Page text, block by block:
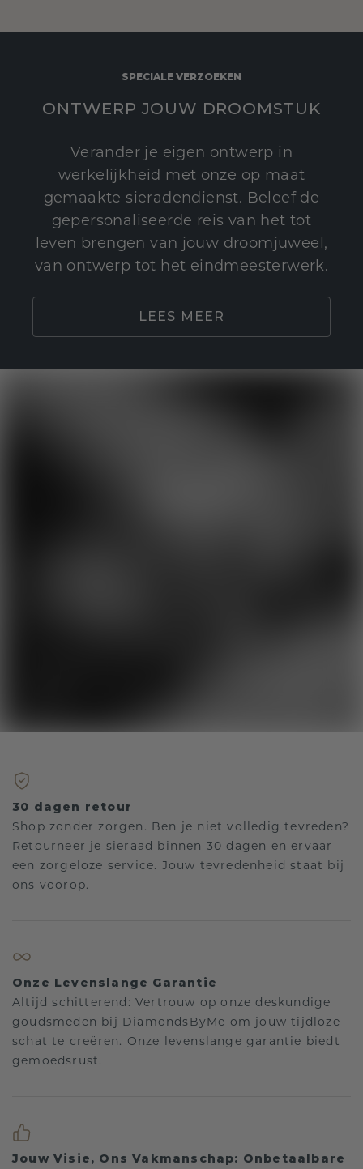
SPECIALE VERZOEKEN
ONTWERP JOUW DROOMSTUK
Verander je eigen ontwerp in
werkelijkheid met onze op maat
gemaakte sieradendienst. Beleef de
gepersonaliseerde reis van het tot
leven brengen van jouw droomjuweel,
van ontwerp tot het eindmeesterwerk.
LEES MEER
30 dagen retour
Shop zonder zorgen. Ben je niet volledig tevreden?
Retourneer je sieraad binnen 30 dagen en ervaar
een zorgeloze service. Jouw tevredenheid staat bij
ons voorop.
Onze Levenslange Garantie
Altijd schitterend: Vertrouw op onze deskundige
goudsmeden bij DiamondsByMe om jouw tijdloze
schat te creëren. Onze levenslange garantie biedt
gemoedsrust.
Jouw Visie, Ons Vakmanschap: Onbetaalbare